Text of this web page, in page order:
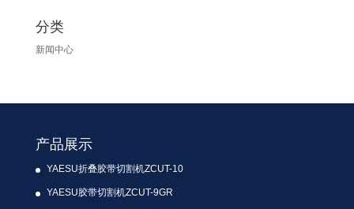
分类
新闻中心
产品展示
YAESU折叠胶带切割机ZCUT-10
YAESU胶带切割机ZCUT-9GR